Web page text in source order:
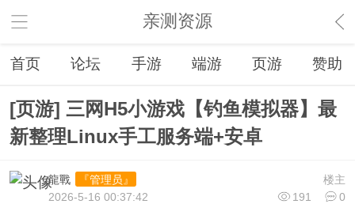
亲测资源
首页 论坛 手游 端游 页游 赞助
[页游] 三网H5小游戏【钓鱼模拟器】最
新整理Linux手工服务端+安卓
楼主
龍戰
『管理员』
191
0
2026-5-16 00:37:42